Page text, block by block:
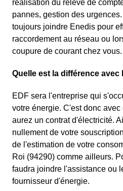
réalisation du relevé de
pannes, gestion des
toujours joindre Enedis pour
raccordement au réseau ou
coupure de courant chez vous.
Quelle est la différence avec
EDF sera l'entreprise qui
votre énergie. C'est donc
aurez un contrat d'électricité.
nullement de votre
de l'estimation de votre
Roi (94290) comme ailleurs.
faudra joindre l'assistance ou
fournisseur d'énergie.